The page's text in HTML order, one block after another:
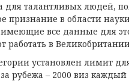
для талантливых людей,
признание в области
все данные для
работать в
установлен лимит
рубежа – 2000 виз